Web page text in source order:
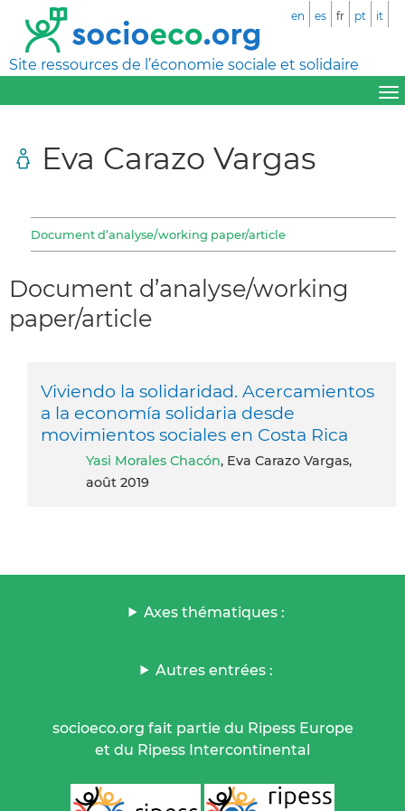
Site ressources de l’économie sociale et solidaire
en es fr pt it
Eva Carazo Vargas
Document d’analyse/working paper/article
Document d’analyse/working
paper/article
Viviendo la solidaridad. Acercamientos
a la economía solidaria desde
movimientos sociales en Costa Rica
Yasi Morales Chacón, Eva Carazo Vargas,
août 2019
Axes thématiques :
Autres entrées :
socioeco.org fait partie du Ripess Europe
et du Ripess Intercontinental